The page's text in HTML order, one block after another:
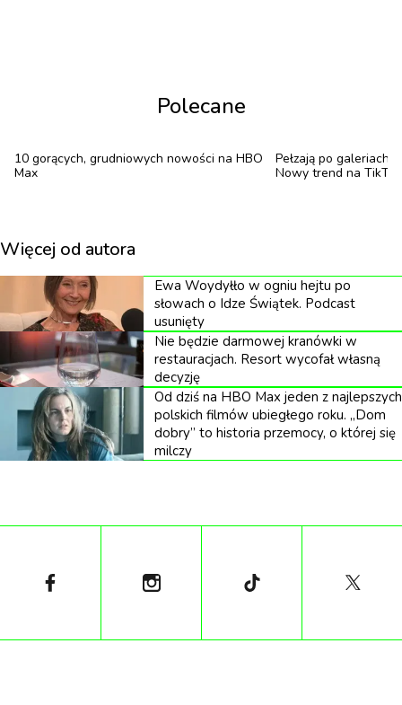
Polecane
10 gorących, grudniowych nowości na HBO
Max
Pełzają po galeriach
Nowy trend na
Więcej od autora
Ewa Woydyłło w ogniu hejtu po
słowach o Idze Świątek. Podcast
usunięty
Nie będzie darmowej kranówki w
restauracjach. Resort wycofał własną
decyzję
Od dziś na HBO Max jeden z najlepszych
polskich filmów ubiegłego roku. „Dom
dobry” to historia przemocy, o której się
milczy